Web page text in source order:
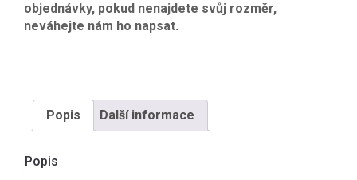
objednávky, pokud nenajdete svůj rozměr,
neváhejte nám ho napsat.
Popis Další informace
Popis